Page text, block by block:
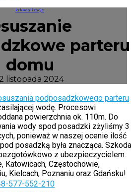
krkRealizacje
parteru
domu
listopada 2024
podposadzkowego parteru
wodę. Procesowi
powierzchnia ok. 110m. Do
wody spod posadzki zżyliśmy 3
ponieważ w naszej ocenie ilość
posadzką była znacząca. Szkoda
z ubezpieczycielem.
Katowicach, Częstochowie,
Kielcach, Poznaniu oraz Gdańsku!
577-552-210